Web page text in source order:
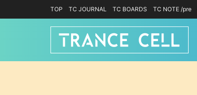
TOP TC JOURNAL TC BOARDS TC NOTE /pre